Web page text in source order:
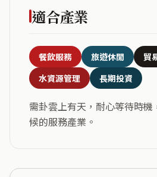
適合產業
餐飲服務 旅遊休閒
貿
水資源管理
長期投資
需卦雲上有天，耐心等待時
候的服務產業。